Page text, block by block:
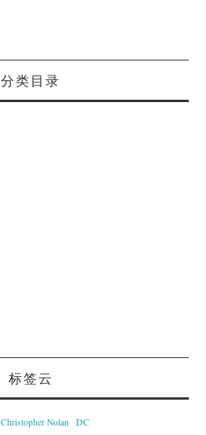
分类目录
标签云
Christopher Nolan DC